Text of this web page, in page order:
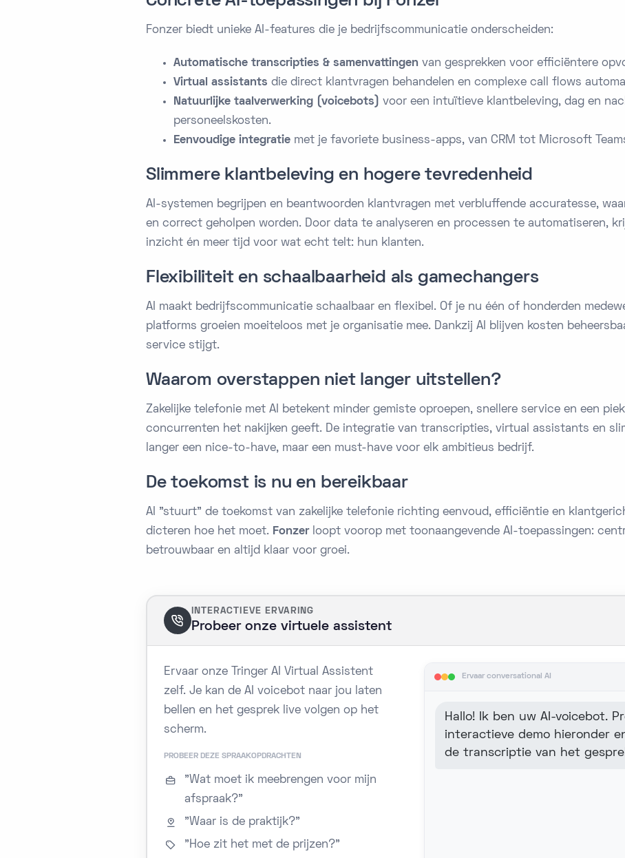
Fonzer biedt unieke AI-features die je bedrijfscommunicatie onderscheiden:
Automatische transcripties & samenvattingen van gesprekken voor efficiëntere
Virtual assistants die direct klantvragen behandelen en complexe call flows
Natuurlijke taalverwerking (voicebots)
voor een intuïtieve klantbeleving, dag en
personeelskosten.
Eenvoudige integratie met je favoriete business-apps, van CRM tot Microsoft
Slimmere klantbeleving en hogere tevredenheid
AI-systemen begrijpen en beantwoorden klantvragen met verbluffende accuratesse,
en correct geholpen worden. Door data te analyseren en processen te automatiseren,
inzicht én meer tijd voor wat echt telt: hun klanten.
Flexibiliteit en schaalbaarheid als gamechangers
AI maakt bedrijfscommunicatie schaalbaar en flexibel. Of je nu één of honderden
platforms groeien moeiteloos met je organisatie mee. Dankzij AI blijven kosten
service stijgt.
Waarom overstappen niet langer uitstellen?
Zakelijke telefonie met AI betekent minder gemiste oproepen, snellere service en een
concurrenten het nakijken geeft. De integratie van transcripties, virtual assistants en
langer een nice-to-have, maar een must-have voor elk ambitieus bedrijf.
De toekomst is nu en bereikbaar
AI "stuurt" de toekomst van zakelijke telefonie richting eenvoud, efficiëntie en
dicteren hoe het moet. Fonzerloopt voorop met toonaangevende AI-toepassingen:
betrouwbaar en altijd klaar voor groei.
INTERACTIEVE ERVARING
Probeer onze virtuele assistent
Ervaar onze Tringer AI Virtual Assistent
zelf. Je kan de AI voicebot naar jou laten
bellen en het gesprek live volgen op het
scherm.
PROBEER DEZE SPRAAKOPDRACHTEN
"Wat moet ik meebrengen voor mijn
afspraak?"
"Waar is de praktijk?"
"Hoe zit het met de prijzen?"
Ervaar conversational AI
Hallo! Ik ben uw AI-voicebot.
interactieve demo hieronder
de transcriptie van het